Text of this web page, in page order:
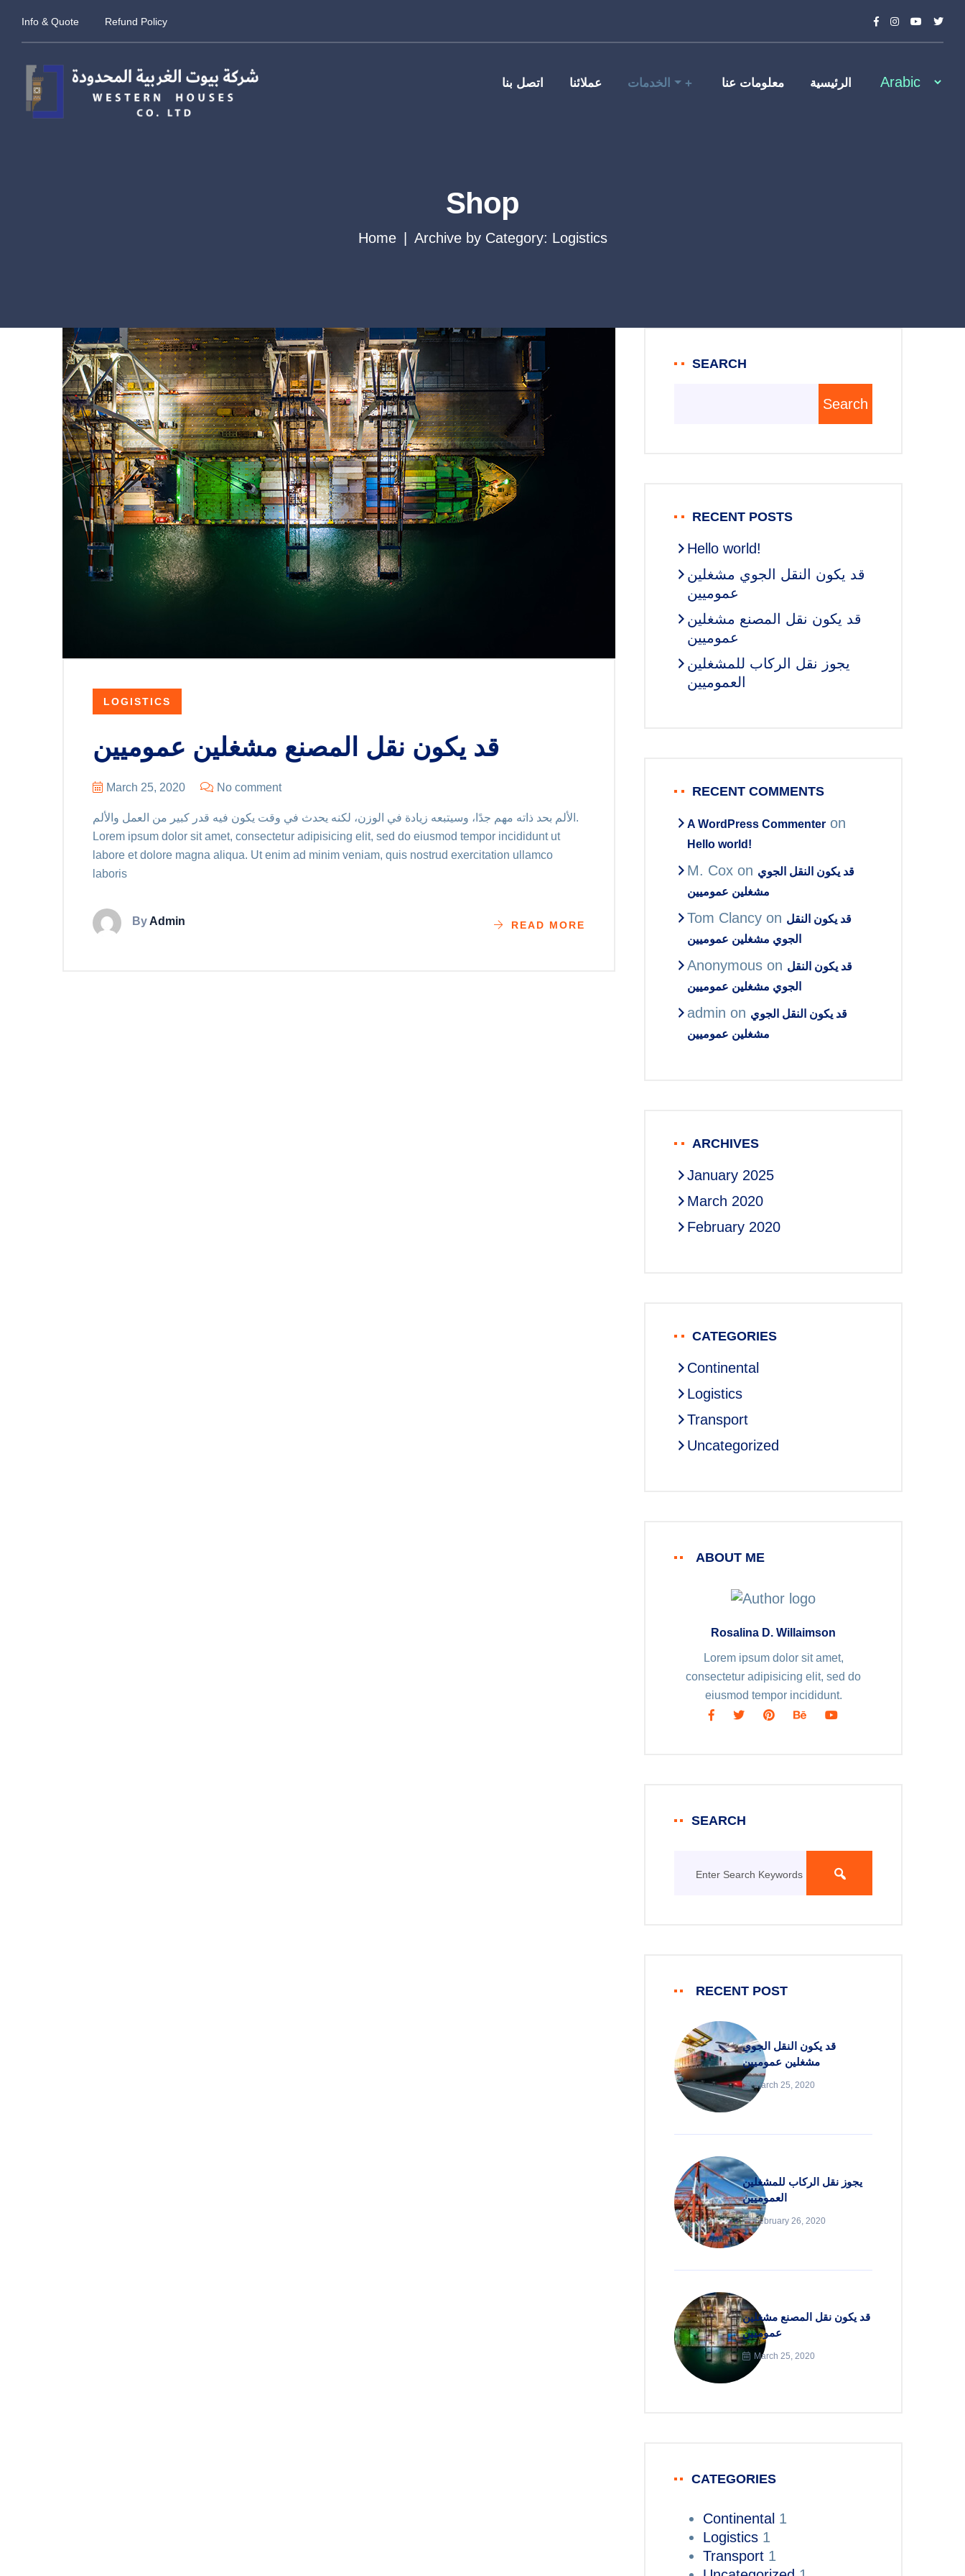
Info & Quote Refund Policy
اتصل بنا عملائنا الخدمات معلومات عنا الرئيسية
Shop
Home Archive by Category: Logistics
LOGISTICS
قد يكون نقل المصنع مشغلين عموميين
March 25, 2020 No comment
الألم بحد ذاته مهم جدًا، وسيتبعه زيادة في الوزن، لكنه يحدث في وقت يكون فيه قدر كبير من العمل والألم.
Lorem ipsum dolor sit amet, consectetur adipisicing elit, sed do eiusmod tempor incididunt ut
labore et dolore magna aliqua. Ut enim ad minim veniam, quis nostrud exercitation ullamco
laboris
By Admin READ MORE
SEARCH
Search
RECENT POSTS
Hello world!
قد يكون النقل الجوي مشغلين
عموميين
قد يكون نقل المصنع مشغلين
عموميين
يجوز نقل الركاب للمشغلين
العموميين
RECENT COMMENTS
A WordPress Commenter on
Hello world!
M. Cox on قد يكون النقل الجوي
مشغلين عموميين
Tom Clancy on قد يكون النقل
الجوي مشغلين عموميين
Anonymous on قد يكون النقل
الجوي مشغلين عموميين
admin on قد يكون النقل الجوي
مشغلين عموميين
ARCHIVES
January 2025
March 2020
February 2020
CATEGORIES
Continental
Logistics
Transport
Uncategorized
ABOUT ME
Rosalina D. Willaimson
Lorem ipsum dolor sit amet,
consectetur adipisicing elit, sed do
eiusmod tempor incididunt.
SEARCH
RECENT POST
قد يكون النقل الجوي
مشغلين عموميين
March 25, 2020
يجوز نقل الركاب للمشغلين
العموميين
February 26, 2020
قد يكون نقل المصنع مشغلين
عموميين
March 25, 2020
CATEGORIES
Continental 1
Logistics 1
Transport 1